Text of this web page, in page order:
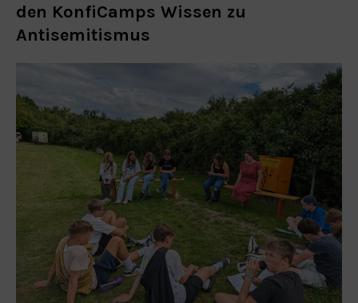
den KonfiCamps Wissen zu
Antisemitismus